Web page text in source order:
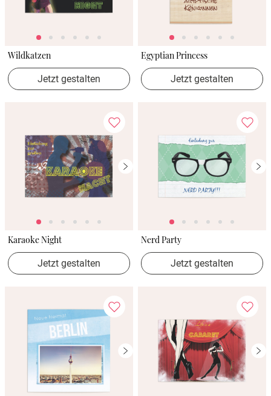
Wildkatzen
Jetzt gestalten
Egyptian Princess
Jetzt gestalten
Karaoke Night
Jetzt gestalten
Nerd Party
Jetzt gestalten